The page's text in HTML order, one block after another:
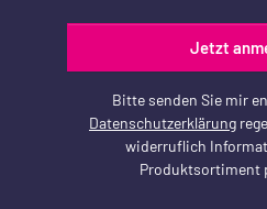
Jetzt
Bitte senden Sie mir
Datenschutzerklärung
widerruflich
Produktsortiment